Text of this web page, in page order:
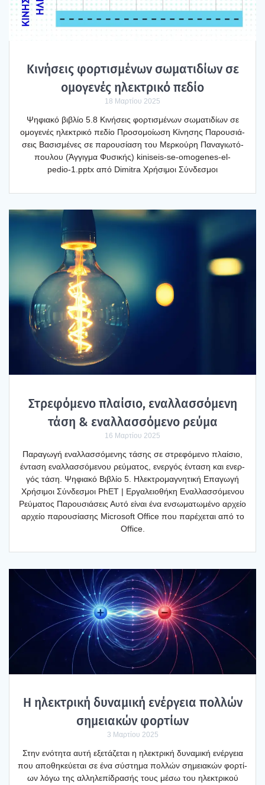
Κινή­σεις φορ­τι­σμέ­νων σωμα­τι­δί­ων σε
ομο­γε­νές ηλε­κτρι­κό πεδίο
18 Μαρτίου 2025
Ψηφια­κό βιβλίο 5.8 Κινή­σεις φορ­τι­σμέ­νων σωμα­τι­δί­ων σε
ομο­γε­νές ηλε­κτρι­κό πεδίο Προ­σο­μοί­ω­ση Κίνη­σης Παρου­σιά­
σεις Βασι­σμέ­νες σε παρου­σί­α­ση του Μερ­κού­ρη Πανα­γιω­τό­
που­λου (Άγγιγ­μα Φυσι­κής) kiniseis-se-omogenes-el-
pedio‑1.pptx από Dimitra Χρή­σι­μοι Σύν­δε­σμοι
Στρε­φό­με­νο πλαί­σιο, εναλ­λασ­σό­με­νη
τάση & εναλ­λασ­σό­με­νο ρεύ­μα
16 Μαρτίου 2025
Παρα­γω­γή εναλ­λασ­σό­με­νης τάσης σε στρε­φό­με­νο πλαί­σιο,
έντα­ση εναλ­λασ­σό­με­νου ρεύ­μα­τος, ενερ­γός έντα­ση και ενερ­
γός τάση. Ψηφια­κό Βιβλίο 5. Ηλε­κτρο­μα­γνη­τι­κή Επα­γω­γή
Χρή­σι­μοι Σύν­δε­σμοι PhET | Εργα­λειο­θή­κη Εναλ­λασ­σό­με­νου
Ρεύ­μα­τος Παρου­σιά­σεις Αυτό είναι ένα ενσω­μα­τω­μέ­νο αρχείο
αρχείο παρου­σί­α­σης Microsoft Office που παρέ­χε­ται από το
Office.
Η ηλε­κτρι­κή δυνα­μι­κή ενέρ­γεια πολ­λών
σημεια­κών φορ­τί­ων
3 Μαρτίου 2025
Στην ενό­τη­τα αυτή εξε­τά­ζε­ται η ηλε­κτρι­κή δυνα­μι­κή ενέρ­γεια
που απο­θη­κεύ­ε­ται σε ένα σύστη­μα πολ­λών σημεια­κών φορ­τί­
ων λόγω της αλλη­λε­πί­δρα­σής τους μέσω του ηλε­κτρι­κού